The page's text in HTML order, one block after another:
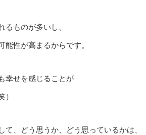
るものが多いし、
性が高まるからです。
幸せを感じることが
）
、どう思うか、どう思っているかは、